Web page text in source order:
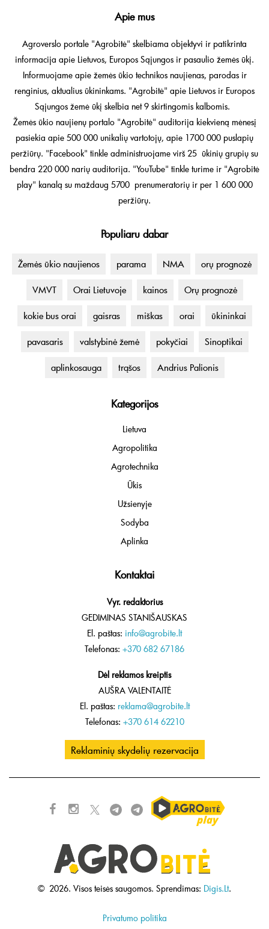
Apie mus
Agroverslo portale "Agrobitė" skelbiama objektyvi ir patikrinta
informacija apie Lietuvos, Europos Sąjungos ir pasaulio žemės ūkį.
Informuojame apie žemės ūkio technikos naujienas, parodas ir
renginius, aktualius ūkininkams. "Agrobitė" apie Lietuvos ir Europos
Sąjungos žemė ūkį skelbia net 9 skirtingomis kalbomis.
Žemės ūkio naujienų portalo "Agrobitė" auditorija kiekvieną mėnesį
pasiekia apie 500 000 unikalių vartotojų, apie 1700 000 puslapių
peržiūrų. "Facebook" tinkle administruojame virš 25 ūkinių grupių su
bendra 220 000 narių auditorija. "YouTube" tinkle turime ir "Agrobitė
play" kanalą su maždaug 5700 prenumeratorių ir per 1 600 000
peržiūrų.
Populiaru dabar
Žemės ūkio naujienos parama NMA orų prognozė
VMVT Orai Lietuvoje kainos Orų prognozė
kokie bus orai gaisras miškas orai ūkininkai
pavasaris valstybinė žemė pokyčiai Sinoptikai
aplinkosauga trąšos Andrius Palionis
Kategorijos
Lietuva
Agropolitika
Agrotechnika
Ūkis
Užsienyje
Sodyba
Aplinka
Kontaktai
Vyr. redaktorius
GEDIMINAS STANIŠAUSKAS
El. paštas: info@agrobite.lt
Telefonas: +370 682 67186
Dėl reklamos kreiptis
AUŠRA VALENTAITĖ
El. paštas: reklama@agrobite.lt
Telefonas: +370 614 62210
Reklaminių skydelių rezervacija
© 2026. Visos teisės saugomos. Sprendimas: Digis.Lt.
Privatumo politika